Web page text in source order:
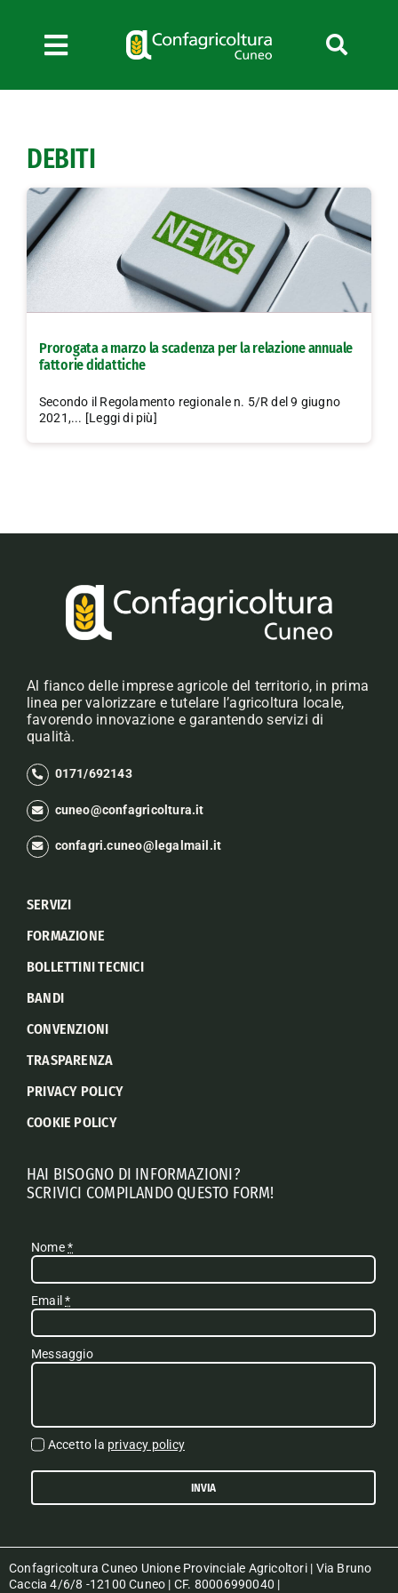
contenuto
Toggle
Navigation
News
Bandi
Formazione
Convenzioni
L’Agricoltore cuneese
Lavora con noi
DEBITI
Prorogata a marzo la scadenza per la relazione annuale
fattorie didattiche
Secondo il Regolamento regionale n. 5/R del 9 giugno
2021,... [Leggi di più]
Al fianco delle imprese agricole del territorio, in prima
linea per valorizzare e tutelare l’agricoltura locale,
favorendo innovazione e garantendo servizi di
qualità.
0171/692143
cuneo@confagricoltura.it
confagri.cuneo@legalmail.it
SERVIZI
FORMAZIONE
BOLLETTINI TECNICI
BANDI
CONVENZIONI
TRASPARENZA
PRIVACY POLICY
COOKIE POLICY
HAI BISOGNO DI INFORMAZIONI?
SCRIVICI COMPILANDO QUESTO FORM!
Nome*
Email*
Messaggio
Accetto la privacy policy
INVIA
Confagricoltura Cuneo Unione Provinciale Agricoltori | Via Bruno
Caccia 4/6/8 -12100 Cuneo | CF. 80006990040 |